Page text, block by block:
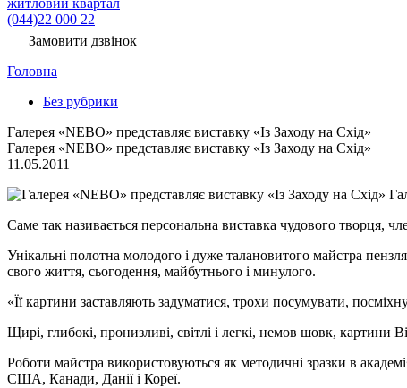
житловий квартал
(044)22 000 22
Замовити дзвінок
Головна
Без рубрики
Галерея «NEBO» представляє виставку «Із Заходу на Схід»
Галерея «NEBO» представляє виставку «Із Заходу на Схід»
11.05.2011
Саме так називається персональна виставка чудового творця,
Унікальні полотна молодого і дуже талановитого майстра
свого життя, сьогодення, майбутнього і минулого.
«Її картини заставляють задуматися, трохи посумувати,
Щирі, глибокі, пронизливі, світлі і легкі, немов шовк, картини
Роботи майстра використовуються як методичні зразки в
США, Канади, Данії і Кореї.